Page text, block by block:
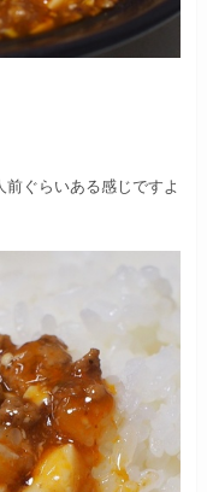
前ぐらいある感じですよ